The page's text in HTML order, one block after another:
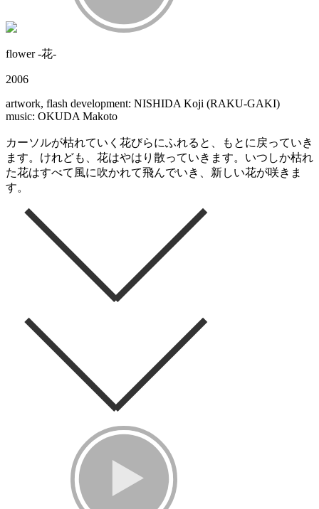
flower -花-
2006
artwork, flash development: NISHIDA Koji (RAKU-GAKI)
music: OKUDA Makoto
カーソルが枯れていく花びらにふれると、もとに戻っていき
ます。けれども、花はやはり散っていきます。いつしか枯れ
た花はすべて風に吹かれて飛んでいき、新しい花が咲きま
す。